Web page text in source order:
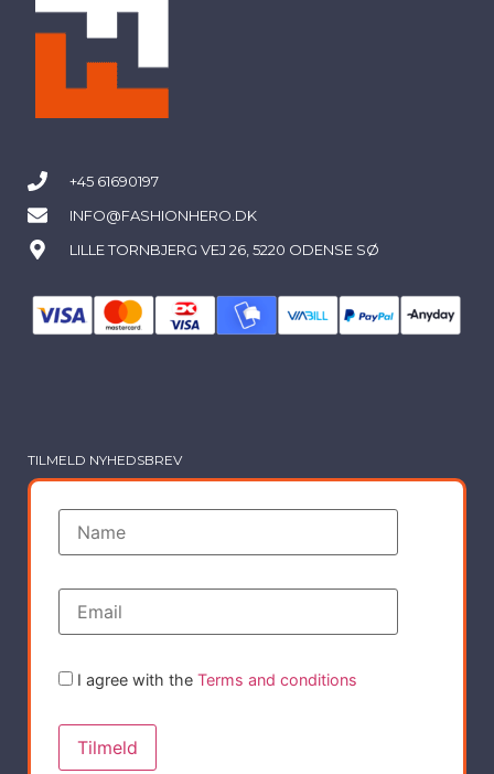
+45 61690197
INFO@FASHIONHERO.DK
LILLE TORNBJERG VEJ 26, 5220 ODENSE SØ
TILMELD NYHEDSBREV
I agree with the Terms and conditions